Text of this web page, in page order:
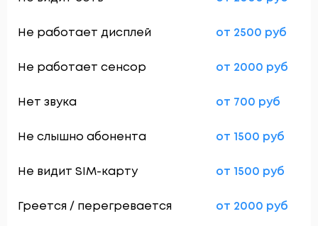
Не работает дисплей от 2500 руб
Не работает сенсор от 2000 руб
Нет звука от 700 руб
Не слышно абонента от 1500 руб
Не видит SIM-карту от 1500 руб
Греется / перегревается от 2000 руб